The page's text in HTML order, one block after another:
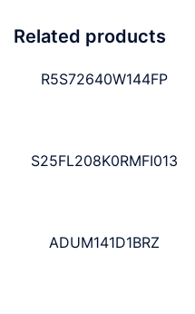
Related products
R5S72640W144FP
S25FL208K0RMFI013
ADUM141D1BRZ